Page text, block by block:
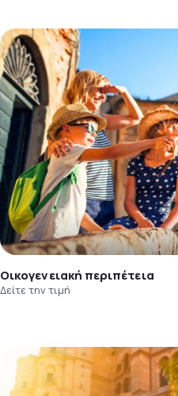
Οικογενειακή περιπέτεια
Δείτε την τιμή